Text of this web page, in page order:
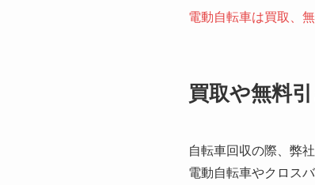
電動自転車は買取、
買取や無料
自転車回収の際、弊
電動自転車やクロス